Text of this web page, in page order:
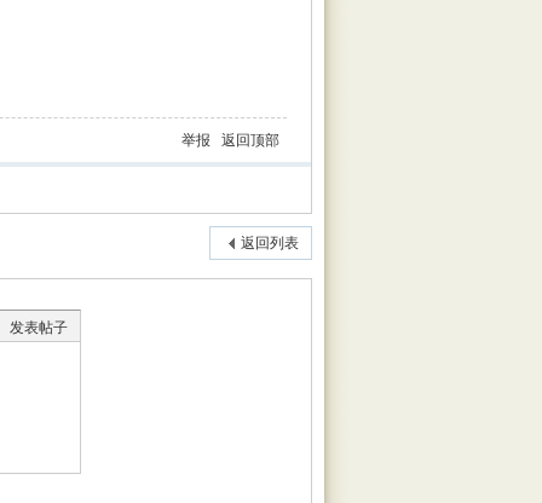
举报 返回顶部
返回列表
发表帖子